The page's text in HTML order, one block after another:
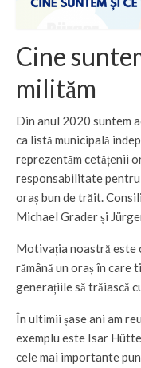
Spenden
Wahlprogramm
Cine
milităm
Din anul 2020 suntem
ca listă municipală
reprezentăm cetățenii
responsabilitate
oraș bun de trăit.
Michael Grader și
Motivația noastră este
rămână un oraș în
generațiile să trăiască
În ultimii șase ani am
exemplu este Isar
cele mai importante